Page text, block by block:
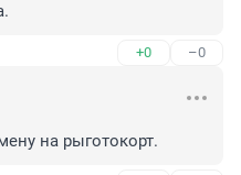
+0 –0
на рыготокорт.